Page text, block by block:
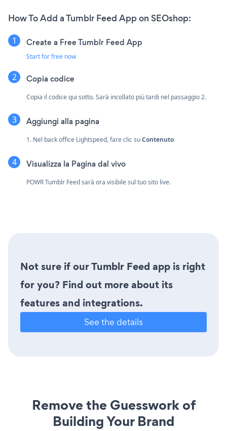
How To Add a Tumblr Feed App on SEOshop:
Create a Free Tumblr Feed App
Start for free now
Copia codice
Copia il codice qui sotto. Sarà incollato più tardi nel passaggio 2.
Aggiungi alla pagina
1. Nel back office Lightspeed, fare clic suContenuto
Visualizza la Pagina dal vivo
POWR Tumblr Feed sarà ora visibile sul tuo sito live.
Not sure if our Tumblr Feed app is right
for you? Find out more about its
features and integrations.
See the details
Remove the Guesswork of
Building Your Brand